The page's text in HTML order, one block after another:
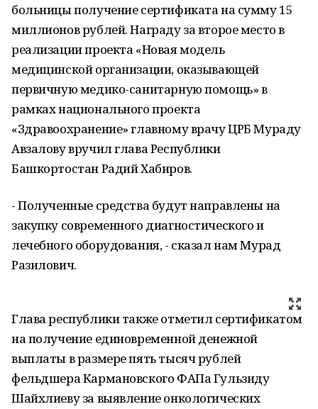
больницы получение сертификата на сумму 15
миллионов рублей. Награду за второе место в
реализации проекта «Новая модель
медицинской организации, оказывающей
первичную медико-санитарную помощь» в
рамках национального проекта
«Здравоохранение» главному врачу ЦРБ Мураду
Авзалову вручил глава Республики
Башкортостан Радий Хабиров.
- Полученные средства будут направлены на
закупку современного диагностического и
лечебного оборудования, - сказал нам Мурад
Разилович.
Глава республики также отметил сертификатом
на получение единовременной денежной
выплаты в размере пять тысяч рублей
фельдшера Кармановского ФАПа Гульзиду
Шайхлиеву за выявление онкологических